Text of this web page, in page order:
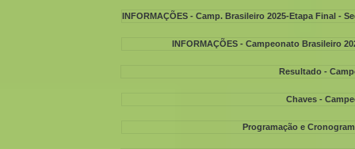
Programação e
Chaves -
Resultado -
INFORMAÇÕES - Campeonato Brasileiro
INFORMAÇÕES - Camp. Brasileiro 2025-Etapa Final -